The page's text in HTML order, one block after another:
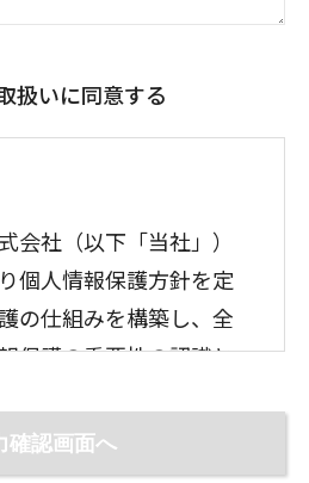
扱いに同意する
会社（以下「当社」）
個人情報保護方針を定
の仕組みを構築し、全
保護の重要性の認識と
します。